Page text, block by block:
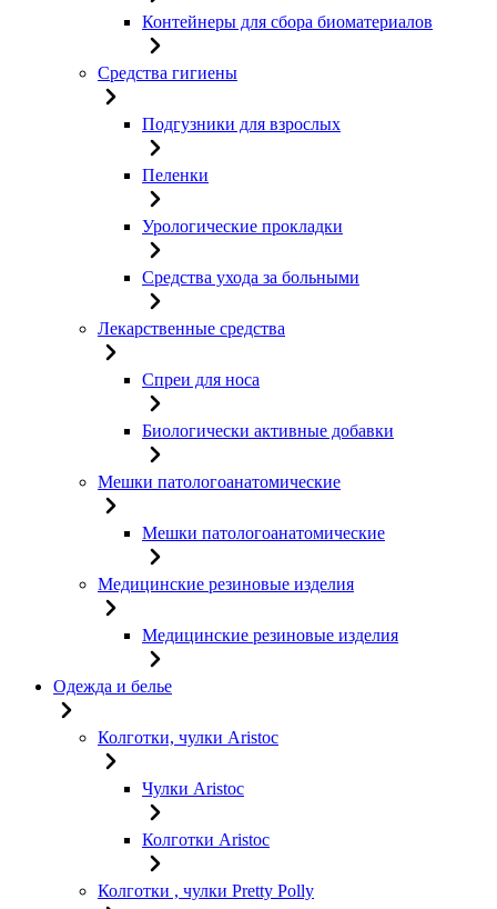
Контейнеры для сбора биоматериалов
Средства гигиены
Подгузники для взрослых
Пеленки
Урологические прокладки
Средства ухода за больными
Лекарственные средства
Спреи для носа
Биологически активные добавки
Мешки патологоанатомические
Мешки патологоанатомические
Медицинские резиновые изделия
Медицинские резиновые изделия
Одежда и белье
Колготки, чулки Aristoc
Чулки Aristoc
Колготки Aristoc
Колготки , чулки Pretty Polly